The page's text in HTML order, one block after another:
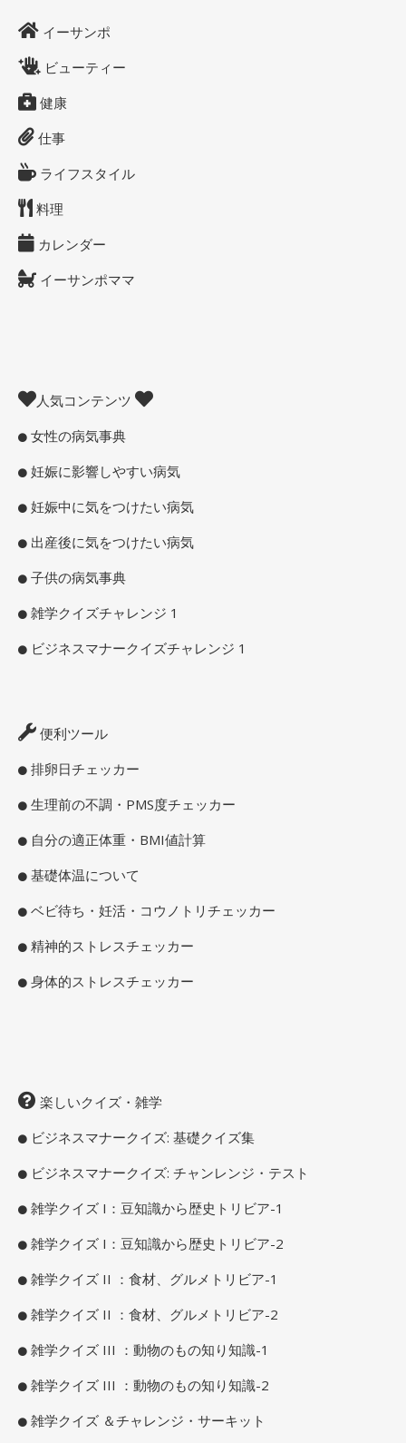
イーサンポ
ビューティー
健康
仕事
ライフスタイル
料理
カレンダー
イーサンポママ
人気コンテンツ
女性の病気事典
妊娠に影響しやすい病気
妊娠中に気をつけたい病気
出産後に気をつけたい病気
子供の病気事典
雑学クイズチャレンジ 1
ビジネスマナークイズチャレンジ 1
便利ツール
排卵日チェッカー
生理前の不調・PMS度チェッカー
自分の適正体重・BMI値計算
基礎体温について
ベビ待ち・妊活・コウノトリチェッカー
精神的ストレスチェッカー
身体的ストレスチェッカー
楽しいクイズ・雑学
ビジネスマナークイズ: 基礎クイズ集
ビジネスマナークイズ: チャンレンジ・テスト
雑学クイズ I：豆知識から歴史トリビア-1
雑学クイズ I：豆知識から歴史トリビア-2
雑学クイズ II ：食材、グルメトリビア-1
雑学クイズ II ：食材、グルメトリビア-2
雑学クイズ III ：動物のもの知り知識-1
雑学クイズ III ：動物のもの知り知識-2
雑学クイズ ＆チャレンジ・サーキット